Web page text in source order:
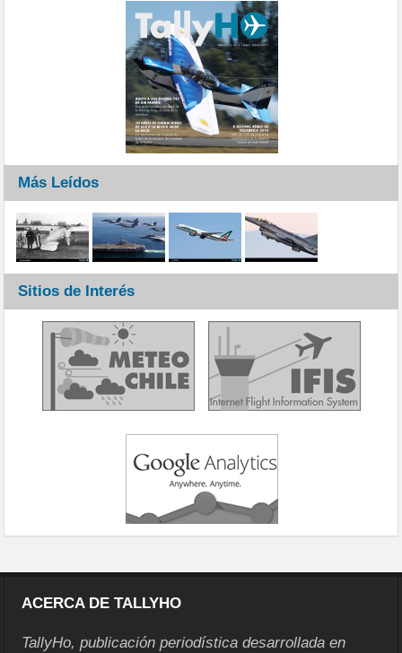
Más Leídos
Sitios de Interés
ACERCA DE TALLYHO
TallyHo, publicación periodística desarrollada en